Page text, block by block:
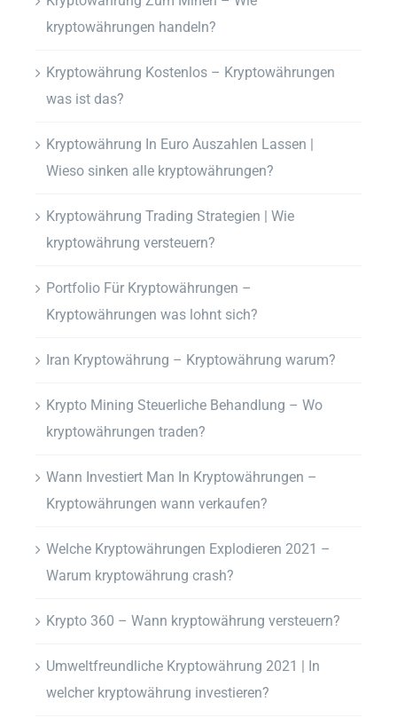
kryptowährungen handeln?
Kryptowährung Kostenlos – Kryptowährungen
was ist das?
Kryptowährung In Euro Auszahlen Lassen |
Wieso sinken alle kryptowährungen?
Kryptowährung Trading Strategien | Wie
kryptowährung versteuern?
Portfolio Für Kryptowährungen –
Kryptowährungen was lohnt sich?
Iran Kryptowährung – Kryptowährung warum?
Krypto Mining Steuerliche Behandlung – Wo
kryptowährungen traden?
Wann Investiert Man In Kryptowährungen –
Kryptowährungen wann verkaufen?
Welche Kryptowährungen Explodieren 2021 –
Warum kryptowährung crash?
Krypto 360 – Wann kryptowährung versteuern?
Umweltfreundliche Kryptowährung 2021 | In
welcher kryptowährung investieren?